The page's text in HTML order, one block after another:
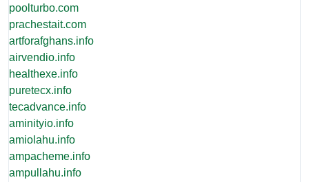
poolturbo.com
prachestait.com
artforafghans.info
airvendio.info
healthexe.info
puretecx.info
tecadvance.info
aminityio.info
amiolahu.info
ampacheme.info
ampullahu.info